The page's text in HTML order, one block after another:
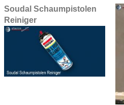
Soudal Schaumpistolen
Reiniger